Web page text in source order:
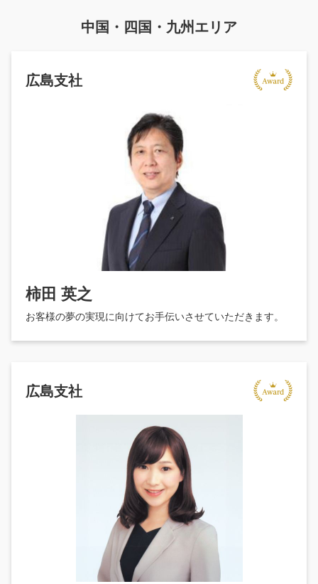
中国・四国・九州エリア
広島支社
柿田 英之
お客様の夢の実現に向けてお手伝いさせていただきます。
広島支社